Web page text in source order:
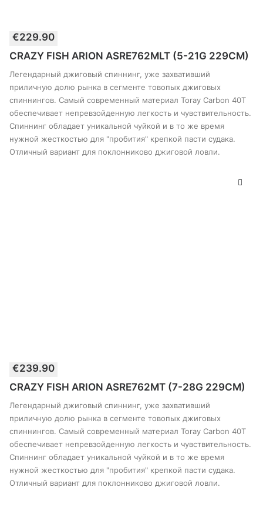
€229.90
CRAZY FISH ARION ASRE762MLT (5-21G 229CM)
Легендарный джиговый спиннинг, уже захвативший
приличную долю рынка в сегменте товопых джиговых
спиннингов. Самый современный материал Toray Carbon 40T
обеспечивает непревзойденную легкость и чувствительность.
Спиннинг обладает уникальной чуйкой и в то же время
нужной жесткостью для "пробития" крепкой пасти судака.
Отличный вариант для поклонниково джиговой ловли.
€239.90
CRAZY FISH ARION ASRE762MT (7-28G 229CM)
Легендарный джиговый спиннинг, уже захвативший
приличную долю рынка в сегменте товопых джиговых
спиннингов. Самый современный материал Toray Carbon 40T
обеспечивает непревзойденную легкость и чувствительность.
Спиннинг обладает уникальной чуйкой и в то же время
нужной жесткостью для "пробития" крепкой пасти судака.
Отличный вариант для поклонниково джиговой ловли.